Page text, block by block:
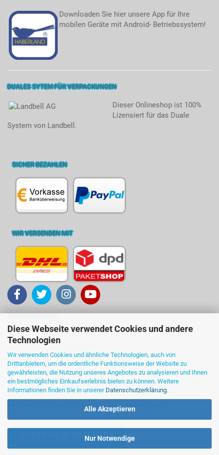
Diese Webseite verwendet Cookies und andere
Technologien
Wir verwenden Cookies und ähnliche Technologien, auch von
Drittanbietern, um die ordentliche Funktionsweise der Website zu
gewährleisten, die Nutzung unseres Angebotes zu analysieren und Ihnen
ein bestmögliches Einkaufserlebnis bieten zu können. Weitere
Informationen finden Sie in unserer Datenschutzerklärung.
Alle Akzeptieren
Nur Notwendige
Downloaden Sie hier unsere App für Ihre
mobilen Geräte mit Android- Betriebssystem!
DUALES SYTEM FÜR VERPACKUNGEN
Dieser Onlineshop ist 100%
Lizensiert für das Duale
System von Landbell.
SICHER BEZAHLEN
WIR VERSENDEN MIT
Kontakt ... Sie sind dran!
Telefon 036702-21485
Ihre Meinung und Ideen
Wir denken für Sie über die Antworten nach und melden uns so
schnell wie möglich, telefonisch oder via E-Mail. Probieren
Sie's - wir sind sicher: es ist einen Versuch wert!
VERTRAG WIDERRUFEN